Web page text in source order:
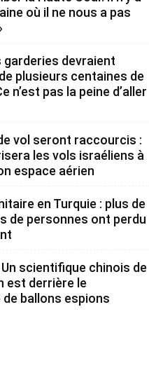
où il ne nous a pas
garderies devraient
plusieurs centaines de
n’est pas la peine d’aller
vol seront raccourcis :
les vols israéliens à
espace aérien
en Turquie : plus de
de personnes ont perdu
scientifique chinois de
est derrière le
ballons espions